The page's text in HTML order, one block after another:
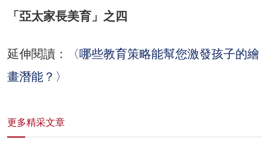
「亞太家長美育」之四
延伸閱讀：
〈哪些教育策略能幫您激發孩子的繪
畫潛能？〉
更多精采文章